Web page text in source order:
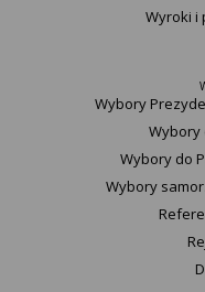
Wyroki i
Wybory
Wybory
Wybory do
Wybory